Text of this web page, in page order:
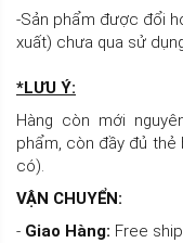
-Sản phẩm được đổi
xuất) chưa qua sử
*LƯU Ý:
Hàng còn mới
phẩm, còn đầy đủ thẻ
có).
VẬN CHUYỂN:
- Giao Hàng: Free